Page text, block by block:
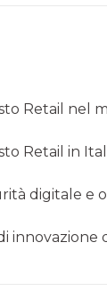
Retail nel
Retail in
digitale e
innovazione